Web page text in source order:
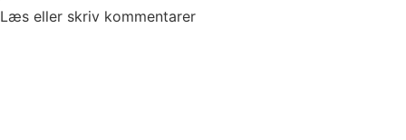
Læs eller skriv kommentarer